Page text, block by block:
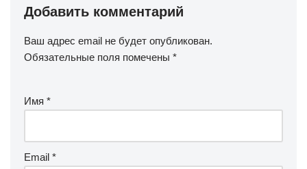
Добавить комментарий
Ваш адрес email не будет опубликован.
Обязательные поля помечены *
Имя *
Email *